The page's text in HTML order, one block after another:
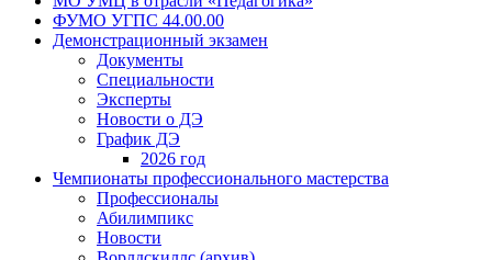
ФУМО УГПС 44.00.00
Демонстрационный экзамен
Документы
Специальности
Эксперты
Новости о ДЭ
График ДЭ
2026 год
Чемпионаты профессионального мастерства
Профессионалы
Абилимпикс
Новости